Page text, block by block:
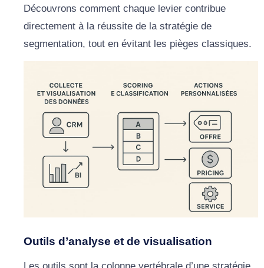
Découvrons comment chaque levier contribue
directement à la réussite de la stratégie de
segmentation, tout en évitant les pièges classiques.
Outils d’analyse et de visualisation
Les outils sont la colonne vertébrale d’une stratégie